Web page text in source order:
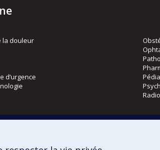
la douleur
d’urgence